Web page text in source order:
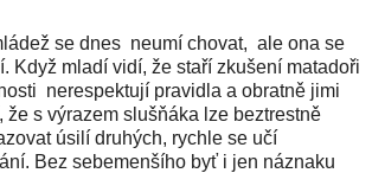
se dnes neumí chovat, ale ona se
Když mladí vidí, že staří zkušení matadoři
nerespektují pravidla a obratně jimi
že s výrazem slušňáka lze beztrestně
úsilí druhých, rychle se učí
Bez sebemenšího byť i jen náznaku